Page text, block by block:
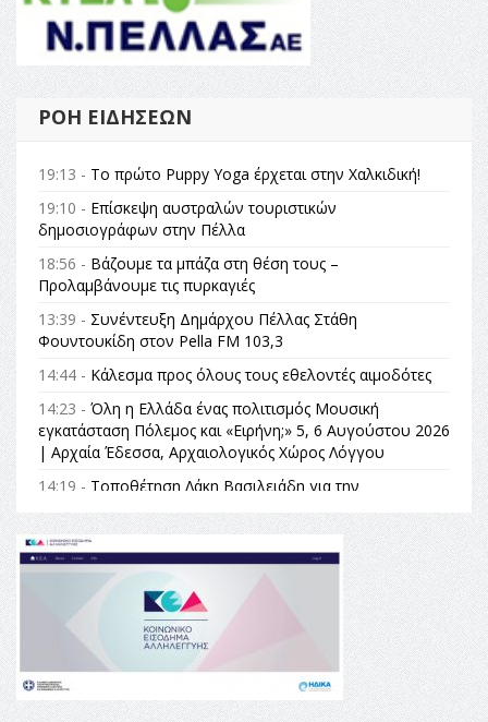
ΡΟΉ ΕΙΔΉΣΕΩΝ
19:13 - Το πρώτο Puppy Yoga έρχεται στην Χαλκιδική!
19:10 - Επίσκεψη αυστραλών τουριστικών
δημοσιογράφων στην Πέλλα
18:56 - Βάζουμε τα μπάζα στη θέση τους –
Προλαμβάνουμε τις πυρκαγιές
13:39 - Συνέντευξη Δημάρχου Πέλλας Στάθη
Φουντουκίδη στον Pella FM 103,3
14:44 - Κάλεσμα προς όλους τους εθελοντές αιμοδότες
14:23 - Όλη η Ελλάδα ένας πολιτισμός Μουσική
εγκατάσταση Πόλεμος και «Ειρήνη;» 5, 6 Αυγούστου 2026
| Αρχαία Έδεσσα, Αρχαιολογικός Χώρος Λόγγου
14:19 - Τοποθέτηση Λάκη Βασιλειάδη για την
Αναθεώρηση του Συντάγματος: «Σε τέτοιες κορυφαίες
θεσμικές διαδικασίες υπάρχει μόνο η ευθύνη απέναντι
στις επόμενες γενιές»
Το πρόγραμμα του ΠΑΟΚ στον δεύτερο γύρο του
Champions League!
16:27 -
Όλυμπος: Εντάχθηκε στον Κατάλογο Παγκόσμιας
Κληρονομιάς της UNESCO – Ομόφωνη η απόφαση Ο
Όλυμπος αναγνωρίστηκε ως φυσικό και πολιτιστικό
αγαθό εξέχουσας οικουμενικής αξίας για την